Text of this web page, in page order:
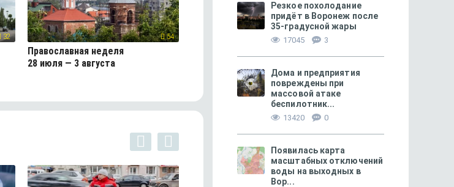
32 54
Православная неделя
28 июля — 3 августа
Резкое похолодание
придёт в Воронеж после
35-градусной жары
17045 3
Дома и предприятия
повреждены при
массовой атаке
беспилотник...
13420 0
Появилась карта
масштабных отключений
воды на выходных в
Вор...